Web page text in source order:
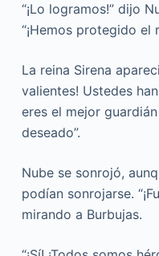
“¡Lo logramos!” dijo
“¡Hemos protegido el
La reina Sirena
valientes! Ustedes
eres el mejor
deseado”.
Nube se sonrojó,
podían sonrojarse.
mirando a Burbujas.